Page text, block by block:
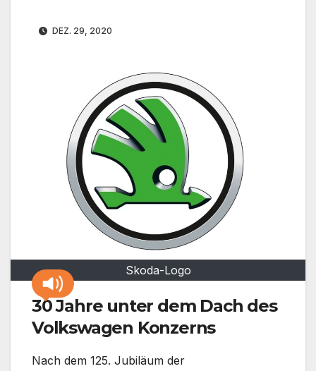
DEZ. 29, 2020
Skoda-Logo
30 Jahre unter dem Dach des
Volkswagen Konzerns
Nach dem 125. Jubiläum der